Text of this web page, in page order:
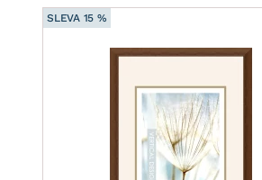
SLEVA 15 %